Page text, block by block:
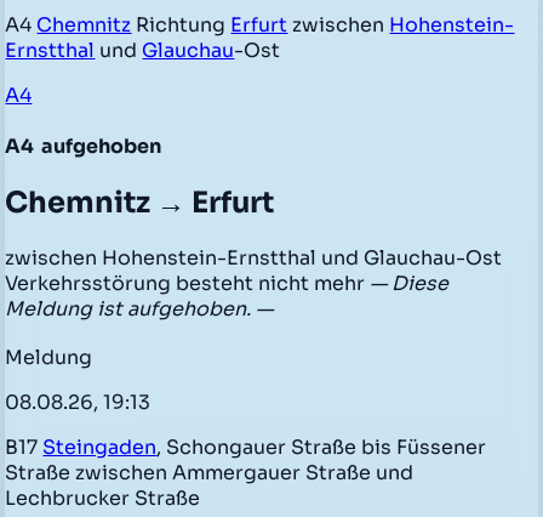
A4 Chemnitz Richtung Erfurt zwischen Hohenstein-
Ernstthal und Glauchau-Ost
A4
A4 aufgehoben
Chemnitz → Erfurt
zwischen Hohenstein-Ernstthal und Glauchau-Ost
Verkehrsstörung besteht nicht mehr — Diese
Meldung ist aufgehoben. —
Meldung
08.08.26, 19:13
B17 Steingaden, Schongauer Straße bis Füssener
Straße zwischen Ammergauer Straße und
Lechbrucker Straße